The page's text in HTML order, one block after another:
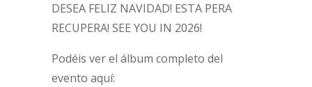
DESEA FELIZ NAVIDAD! ESTA PERA
RECUPERA! SEE YOU IN 2026!
Podéis ver el álbum completo del
evento aquí: